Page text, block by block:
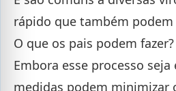
rápido que também podem
O que os pais podem fazer?
Embora esse processo
medidas podem minimizar